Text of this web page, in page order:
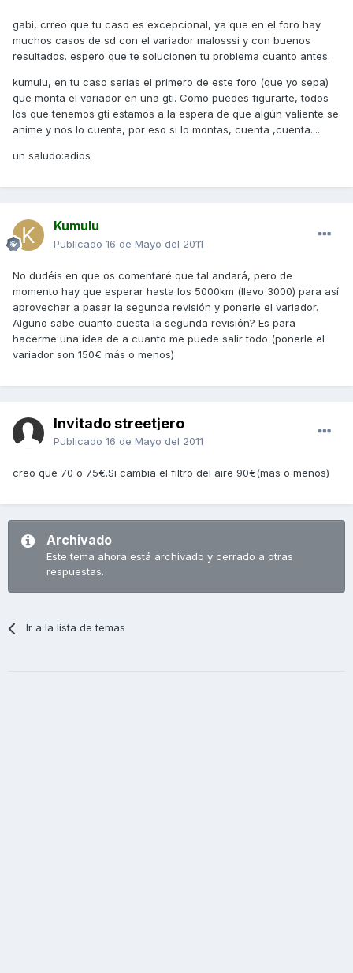
gabi, crreo que tu caso es excepcional, ya que en el foro hay
muchos casos de sd con el variador malosssi y con buenos
resultados. espero que te solucionen tu problema cuanto antes.
kumulu, en tu caso serias el primero de este foro (que yo sepa)
que monta el variador en una gti. Como puedes figurarte, todos
los que tenemos gti estamos a la espera de que algún valiente se
anime y nos lo cuente, por eso si lo montas, cuenta ,cuenta.....
un saludo:adios
Kumulu
Publicado 16 de Mayo del 2011
No dudéis en que os comentaré que tal andará, pero de
momento hay que esperar hasta los 5000km (llevo 3000) para así
aprovechar a pasar la segunda revisión y ponerle el variador.
Alguno sabe cuanto cuesta la segunda revisión? Es para
hacerme una idea de a cuanto me puede salir todo (ponerle el
variador son 150€ más o menos)
Invitado streetjero
Publicado 16 de Mayo del 2011
creo que 70 o 75€.Si cambia el filtro del aire 90€(mas o menos)
Archivado
Este tema ahora está archivado y cerrado a otras
respuestas.
Ir a la lista de temas